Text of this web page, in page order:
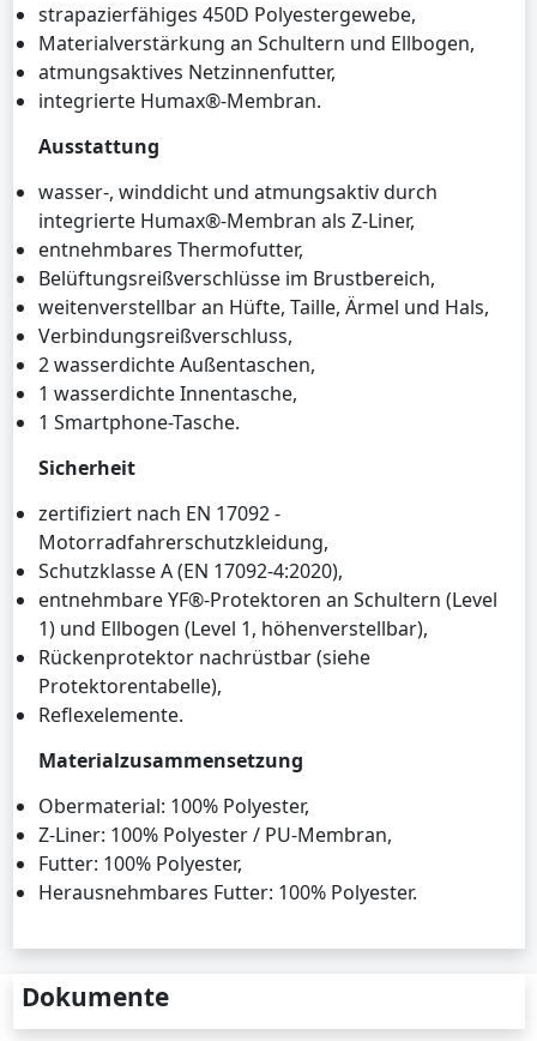
strapazierfähiges 450D Polyestergewebe,
Materialverstärkung an Schultern und Ellbogen,
atmungsaktives Netzinnenfutter,
integrierte Humax®-Membran.
Ausstattung
wasser-, winddicht und atmungsaktiv durch
integrierte Humax®-Membran als Z-Liner,
entnehmbares Thermofutter,
Belüftungsreißverschlüsse im Brustbereich,
weitenverstellbar an Hüfte, Taille, Ärmel und Hals,
Verbindungsreißverschluss,
2 wasserdichte Außentaschen,
1 wasserdichte Innentasche,
1 Smartphone-Tasche.
Sicherheit
zertifiziert nach EN 17092 -
Motorradfahrerschutzkleidung,
Schutzklasse A (EN 17092-4:2020),
entnehmbare YF®-Protektoren an Schultern (Level
1) und Ellbogen (Level 1, höhenverstellbar),
Rückenprotektor nachrüstbar (siehe
Protektorentabelle),
Reflexelemente.
Materialzusammensetzung
Obermaterial: 100% Polyester,
Z-Liner: 100% Polyester / PU-Membran,
Futter: 100% Polyester,
Herausnehmbares Futter: 100% Polyester.
Dokumente